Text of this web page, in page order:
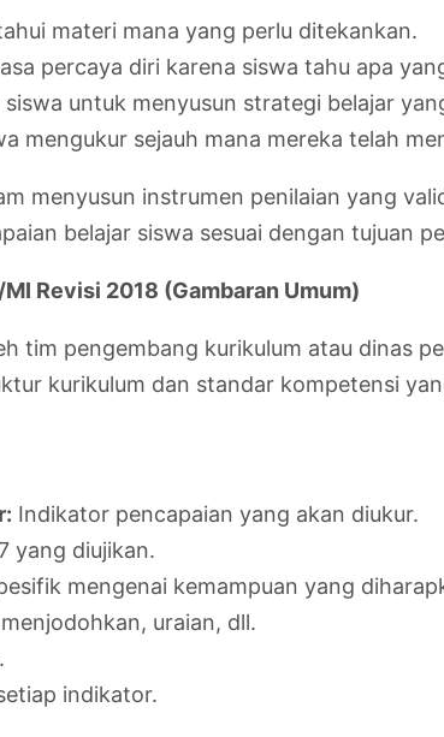
materi mana yang perlu ditekankan.
percaya diri karena siswa tahu apa
untuk menyusun strategi belajar
mengukur sejauh mana mereka telah
menyusun instrumen penilaian yang
belajar siswa sesuai dengan tujuan
Revisi 2018 (Gambaran Umum)
tim pengembang kurikulum atau dinas
kurikulum dan standar kompetensi
Indikator pencapaian yang akan diukur.
yang diujikan.
mengenai kemampuan yang
uraian, dll.
indikator.